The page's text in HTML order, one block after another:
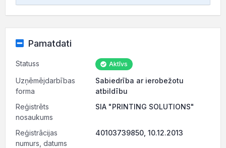
Pamatdati
Statuss Aktīvs
Uzņēmējdarbības
forma
Sabiedrība ar ierobežotu
atbildību
Reģistrēts
nosaukums
SIA "PRINTING SOLUTIONS"
Reģistrācijas
numurs, datums
40103739850, 10.12.2013